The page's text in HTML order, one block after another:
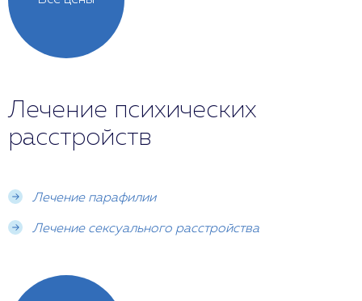
Лечение психических
расстройств
Лечение парафилии
Лечение сексуального расстройства